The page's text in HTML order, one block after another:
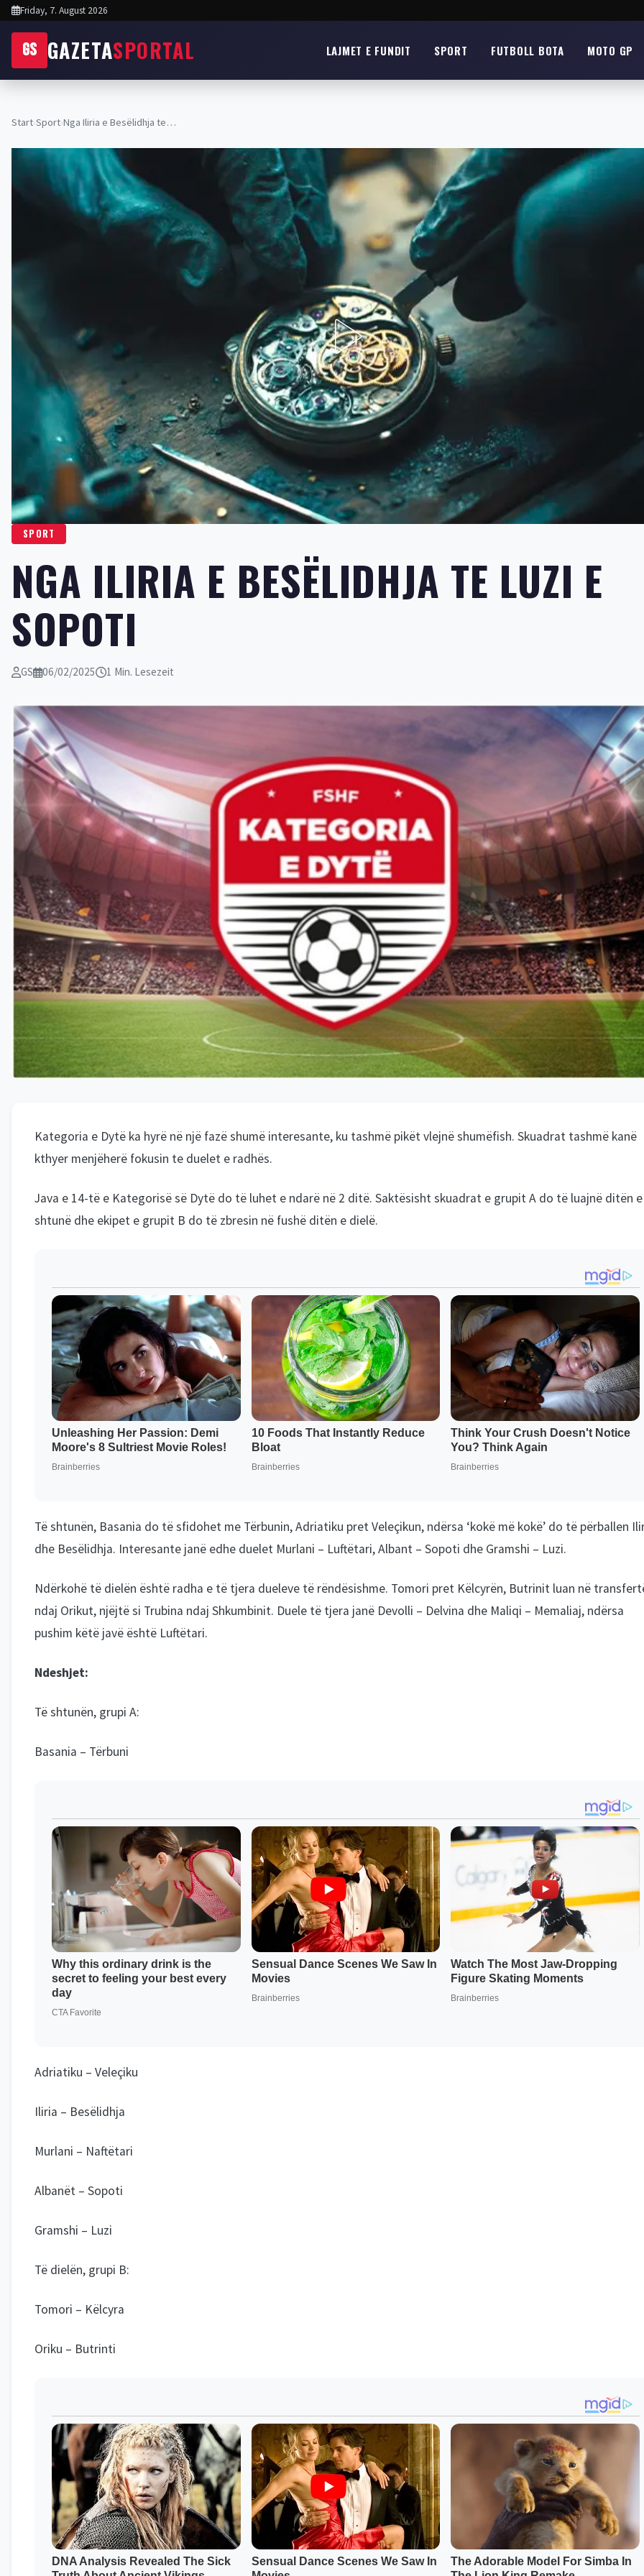
Friday, 7. August 2026
GS GAZETASPORTAL LAJMET E FUNDIT SPORT FUTBOLL BOTA MOTO GP
Start›Sport›Nga Iliria e Besëlidhja te…
SPORT
NGA ILIRIA E BESËLIDHJA TE LUZI E
SOPOTI
GS 06/02/2025 1 Min. Lesezeit
Kategoria e Dytë ka hyrë në një fazë shumë interesante, ku tashmë pikët vlejnë shumëfish. Skuadrat tashmë kanë
kthyer menjëherë fokusin te duelet e radhës.
Java e 14-të e Kategorisë së Dytë do të luhet e ndarë në 2 ditë. Saktësisht skuadrat e grupit A do të luajnë ditën e
shtunë dhe ekipet e grupit B do të zbresin në fushë ditën e dielë.
Të shtunën, Basania do të sfidohet me Tërbunin, Adriatiku pret Veleçikun, ndërsa ‘kokë më kokë’ do të përballen
dhe Besëlidhja. Interesante janë edhe duelet Murlani – Luftëtari, Albant – Sopoti dhe Gramshi – Luzi.
Ndërkohë të dielën është radha e të tjera dueleve të rëndësishme. Tomori pret Këlcyrën, Butrinit luan në
ndaj Orikut, njëjtë si Trubina ndaj Shkumbinit. Duele të tjera janë Devolli – Delvina dhe Maliqi – Memaliaj, ndërsa
pushim këtë javë është Luftëtari.
Ndeshjet:
Të shtunën, grupi A:
Basania – Tërbuni
Adriatiku – Veleçiku
Iliria – Besëlidhja
Murlani – Naftëtari
Albanët – Sopoti
Gramshi – Luzi
Të dielën, grupi B:
Tomori – Këlcyra
Oriku – Butrinti